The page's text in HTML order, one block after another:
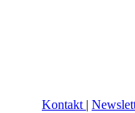
Kontakt |